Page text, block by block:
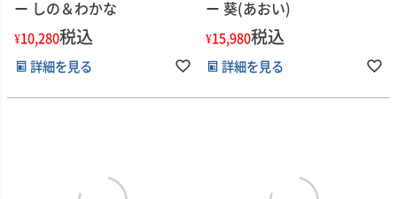
ー しの＆わかな
¥10,280税込
詳細を見る
ー 葵(あおい)
¥15,980税込
詳細を見る